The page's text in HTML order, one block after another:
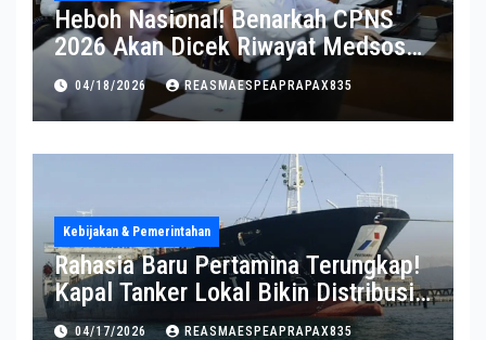
Heboh Nasional! Benarkah CPNS
2026 Akan Dicek Riwayat Medsos?
Pernyataan BKN Bikin Heboh
04/18/2026 REASMAESPEAPRAPAX835
Kebijakan & Pemerintahan
Rahasia Baru Pertamina Terungkap!
Kapal Tanker Lokal Bikin Distribusi
RI Makin Kuat
04/17/2026 REASMAESPEAPRAPAX835